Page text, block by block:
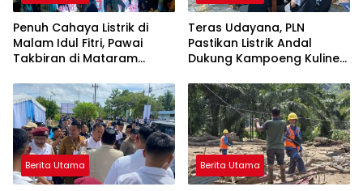
Penuh Cahaya Listrik di
Malam Idul Fitri, Pawai
Takbiran di Mataram
Teras Udayana, PLN
Pastikan Listrik Andal
Dukung Kampoeng Kuliner
Berita Utama Berita Utama